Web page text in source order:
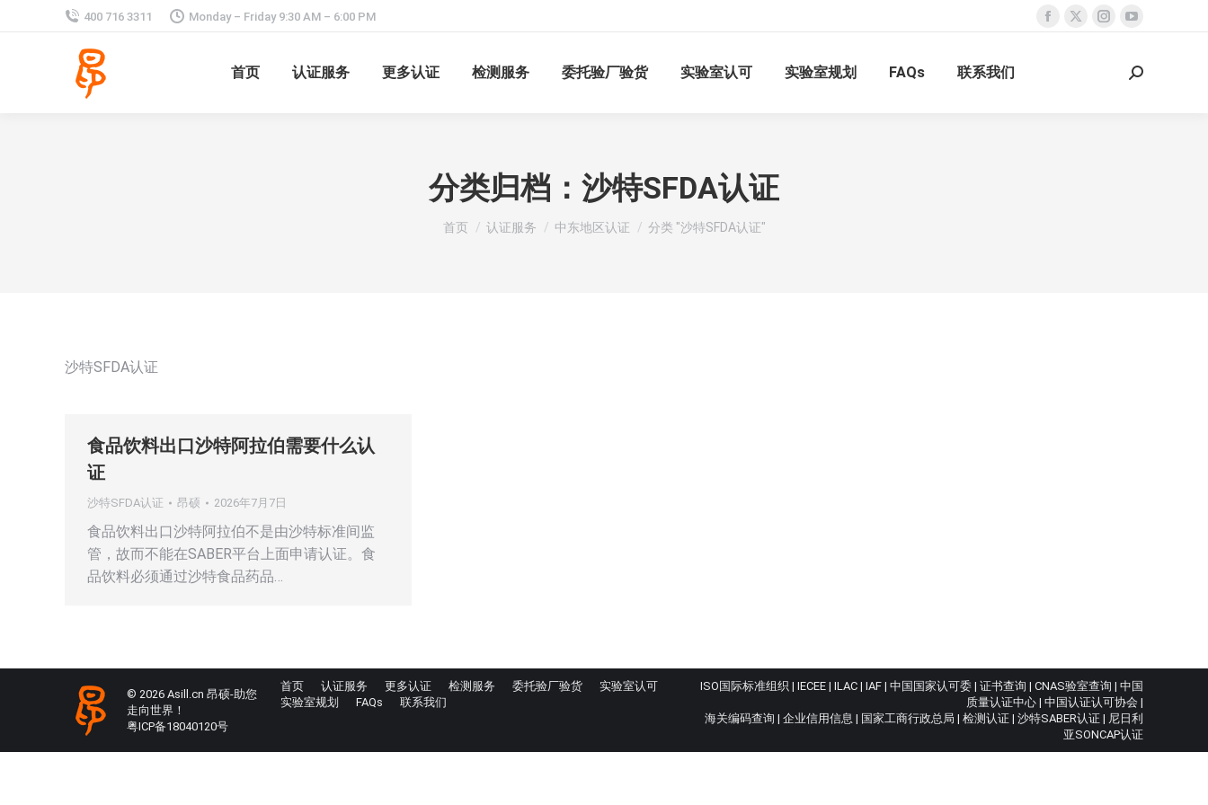
400 716 3311 Monday – Friday 9:30 AM – 6:00 PM
Facebook
X
Instagram
opens
YouTube
opens
首页 认证服务 更多认证 检测服务 委托验厂验货 实验室认可 实验室规划 FAQs 联系我们 Search:
分类归档： 沙特SFDA认证
您在这里：
首页 认证服务 中东地区认证 分类 "沙特SFDA认证"
沙特SFDA认证
食品饮料出口沙特阿拉伯需要什么认
证
沙特SFDA认证 昂硕 2026年7月7日
食品饮料出口沙特阿拉伯不是由沙特标准间监
管，故而不能在SABER平台上面申请认证。食
品饮料必须通过沙特食品药品…
© 2026 Asill.cn 昂硕-助您
走向世界！
粤ICP备18040120号
首页 认证服务 更多认证 检测服务 委托验厂验货
实验室认可
实验室规划
FAQs 联系我们
ISO国际标准组织 | IECEE | ILAC | IAF | 中国国家认可委 | 证书查询 | CNAS验室查询 | 中国
质量认证中心 | 中国认证认可协会 |
海关编码查询 | 企业信用信息 | 国家工商行政总局 | 检测认证 | 沙特SABER认证 | 尼日利
亚SONCAP认证